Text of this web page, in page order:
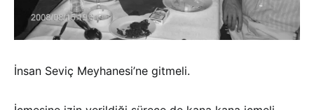
İnsan Seviç Meyhanesi’ne gitmeli.